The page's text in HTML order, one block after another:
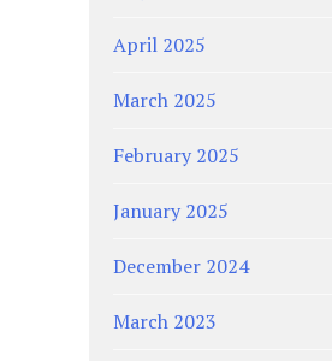
April 2025
March 2025
February 2025
January 2025
December 2024
March 2023